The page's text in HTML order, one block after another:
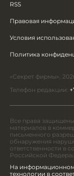
RSS
Правовая
Условия
Политика
«Секрет фирмы»,
Телефон редакции:
Все права
материалов в
письменного
обнаружения
ответственности в
Российской
На
технологии в